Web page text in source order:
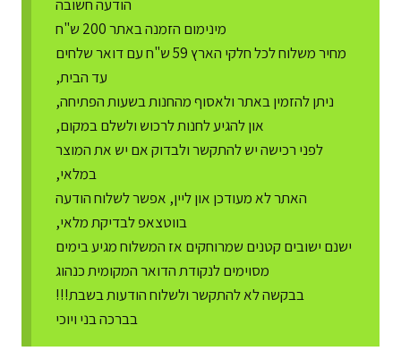
הודעה חשובה
מינימום הזמנה באתר 200 ש"ח
מחיר משלוח לכל חלקי הארץ 59 ש"ח עם דואר שלחים
עד הבית,
ניתן להזמין באתר ולאסוף מהחנות בשעות הפתיחה,
און להגיע לחנות לרכוש ולשלם במקום,
לפני רכישה יש להתקשר ולבדוק אם יש את המוצר
במלאי,
האתר לא מעודכן און ליין, אפשר לשלוח הודעה
בווטצאפ לבדיקת מלאי,
ישנם ישובים קטנים שמרוחקים אז המשלוח מגיע בימים
מסוימים לנקודת הדואר המקומית כנהוג
בבקשה לא להתקשר ולשלוח הודעות בשבת!!!
בברכה בני ויוכי